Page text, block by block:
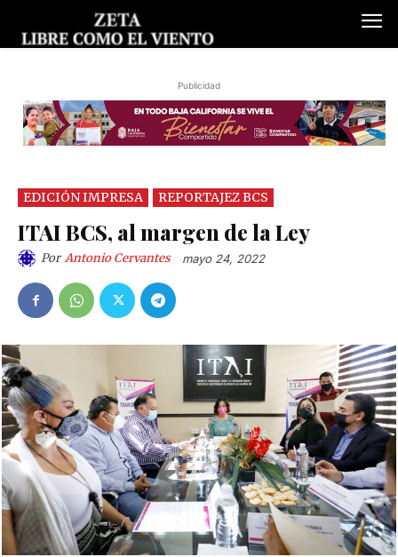
Publicidad
EDICIÓN IMPRESA REPORTAJEZ BCS
ITAI BCS, al margen de la Ley
Por Antonio Cervantes mayo 24, 2022